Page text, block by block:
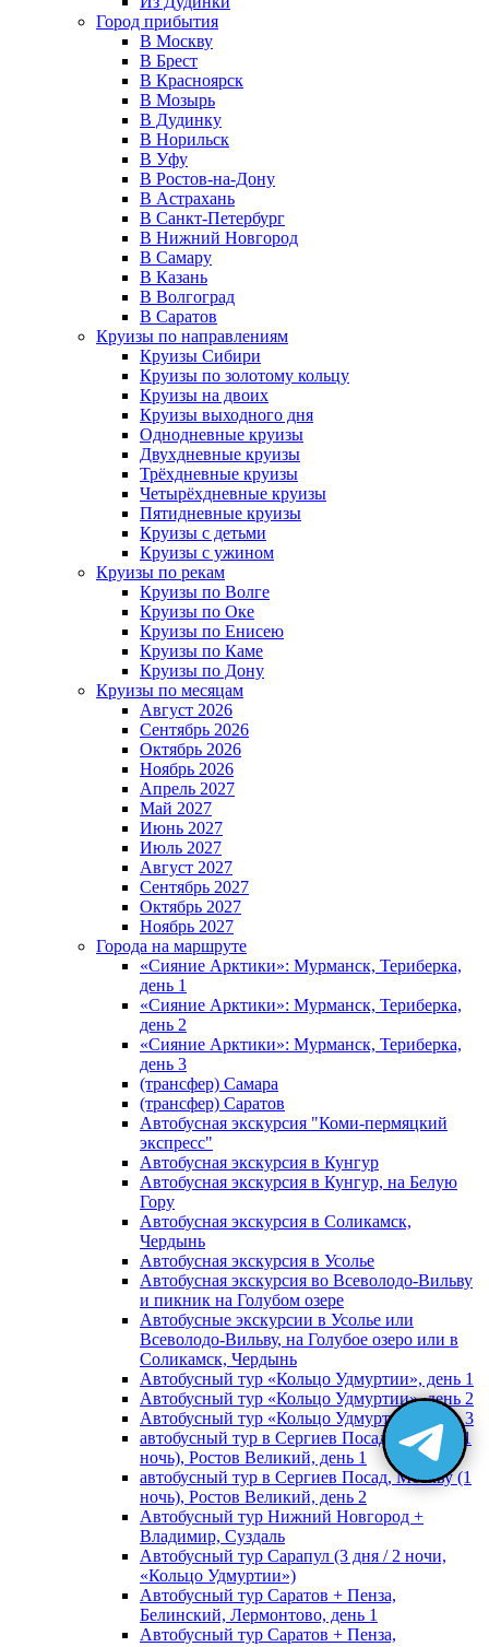
Город прибытия
В Москву
В Брест
В Красноярск
В Мозырь
В Дудинку
В Норильск
В Уфу
В Ростов-на-Дону
В Астрахань
В Санкт-Петербург
В Нижний Новгород
В Самару
В Казань
В Волгоград
В Саратов
Круизы по направлениям
Круизы Сибири
Круизы по золотому кольцу
Круизы на двоих
Круизы выходного дня
Однодневные круизы
Двухдневные круизы
Трёхдневные круизы
Четырёхдневные круизы
Пятидневные круизы
Круизы с детьми
Круизы с ужином
Круизы по рекам
Круизы по Волге
Круизы по Оке
Круизы по Енисею
Круизы по Каме
Круизы по Дону
Круизы по месяцам
Август 2026
Сентябрь 2026
Октябрь 2026
Ноябрь 2026
Апрель 2027
Май 2027
Июнь 2027
Июль 2027
Август 2027
Сентябрь 2027
Октябрь 2027
Ноябрь 2027
Города на маршруте
«Сияние Арктики»: Мурманск, Териберка,
день 1
«Сияние Арктики»: Мурманск, Териберка,
день 2
«Сияние Арктики»: Мурманск, Териберка,
день 3
(трансфер) Самара
(трансфер) Саратов
Автобусная экскурсия "Коми-пермяцкий
экспресс"
Автобусная экскурсия в Кунгур
Автобусная экскурсия в Кунгур, на Белую
Гору
Автобусная экскурсия в Соликамск,
Чердынь
Автобусная экскурсия в Усолье
Автобусная экскурсия во Всеволодо-Вильву
и пикник на Голубом озере
Автобусные экскурсии в Усолье или
Всеволодо-Вильву, на Голубое озеро или в
Соликамск, Чердынь
Автобусный тур «Кольцо Удмуртии», день 1
Автобусный тур «Кольцо Удмуртии», день 2
Автобусный тур «Кольцо Удмуртии», день 3
автобусный тур в Сергиев Посад, Москву (1
ночь), Ростов Великий, день 1
автобусный тур в Сергиев Посад, Москву (1
ночь), Ростов Великий, день 2
Автобусный тур Нижний Новгород +
Владимир, Суздаль
Автобусный тур Сарапул (3 дня / 2 ночи,
«Кольцо Удмуртии»)
Автобусный тур Саратов + Пенза,
Белинский, Лермонтово, день 1
Автобусный тур Саратов + Пенза,